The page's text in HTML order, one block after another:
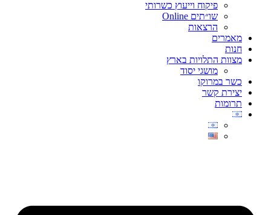
פיקוח וייעוץ כשרותי
שו״תים Online
הרצאות
מאמרים
חנות
מצוות התלויות בארץ
מושגי יסוד
כשר במרוקו
יצירת קשר
תרומות